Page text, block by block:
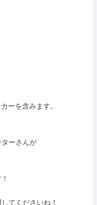
ーを含みます。
ーさんが
てくださいね！